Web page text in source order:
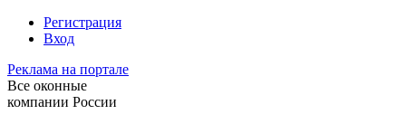
Регистрация
Вход
Реклама на портале
Все оконные
компании России